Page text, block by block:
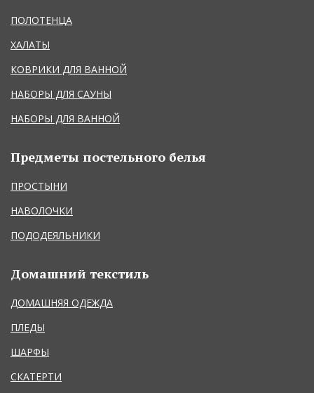
ПОЛОТЕНЦА
ХАЛАТЫ
КОВРИКИ ДЛЯ ВАННОЙ
НАБОРЫ ДЛЯ САУНЫ
НАБОРЫ ДЛЯ ВАННОЙ
Предметы постельного белья
ПРОСТЫНИ
НАВОЛОЧКИ
ПОДОДЕЯЛЬНИКИ
Домашний текстиль
ДОМАШНЯЯ ОДЕЖДА
ПЛЕДЫ
ШАРФЫ
СКАТЕРТИ